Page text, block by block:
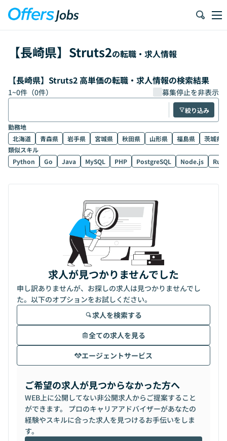
【長崎県】 Struts2の転職・求人情報
【長崎県】Struts2 高単価の転職・求人情報の検索結果
1~0件（0件） 募集停止を非表示
絞り込み
勤務地
北海道
青森県 岩手県 宮城県 秋田県 山形県 福島県
茨城県
類似スキル
Python
Go Java MySQL PHP PostgreSQL Node.js
求人が見つかりませんでした
申し訳ありませんが、お探しの求人は見つかりませんでし
た。以下のオプションをお試しください。
求人を検索する
全ての求人を見る
エージェントサービス
ご希望の求人が見つからなかった方へ
WEB上に公開してない非公開求人からご提案すること
ができます。 プロのキャリアアドバイザーがあなたの
経験やスキルに合った求人を見つけるお手伝いをしま
す。